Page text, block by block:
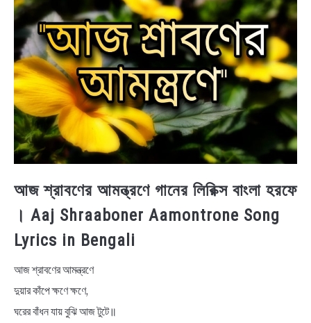
BENGALI NAMES
BENGALI STORIES
আজ শ্রাবণের আমন্ত্রণে গানের লিরিক্স বাংলা হরফে
। Aaj Shraaboner Aamontrone Song
Lyrics in Bengali
আজ শ্রাবণের আমন্ত্রণে
দুয়ার কাঁপে ক্ষণে ক্ষণে,
ঘরের বাঁধন যায় বুঝি আজ টুটে॥